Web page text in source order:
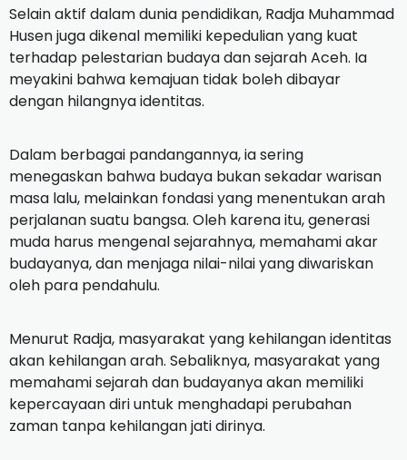
‎Selain aktif dalam dunia pendidikan, Radja Muhammad
Husen juga dikenal memiliki kepedulian yang kuat
terhadap pelestarian budaya dan sejarah Aceh. Ia
meyakini bahwa kemajuan tidak boleh dibayar
dengan hilangnya identitas.
‎Dalam berbagai pandangannya, ia sering
menegaskan bahwa budaya bukan sekadar warisan
masa lalu, melainkan fondasi yang menentukan arah
perjalanan suatu bangsa. Oleh karena itu, generasi
muda harus mengenal sejarahnya, memahami akar
budayanya, dan menjaga nilai-nilai yang diwariskan
oleh para pendahulu.
‎Menurut Radja, masyarakat yang kehilangan identitas
akan kehilangan arah. Sebaliknya, masyarakat yang
memahami sejarah dan budayanya akan memiliki
kepercayaan diri untuk menghadapi perubahan
zaman tanpa kehilangan jati dirinya.